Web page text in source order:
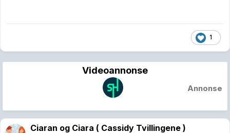
1
Videoannonse
Annonse
Ciaran og Ciara ( Cassidy Tvillingene )